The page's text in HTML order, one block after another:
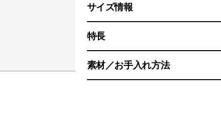
サイズ情報
特長
素材／お手入れ方法